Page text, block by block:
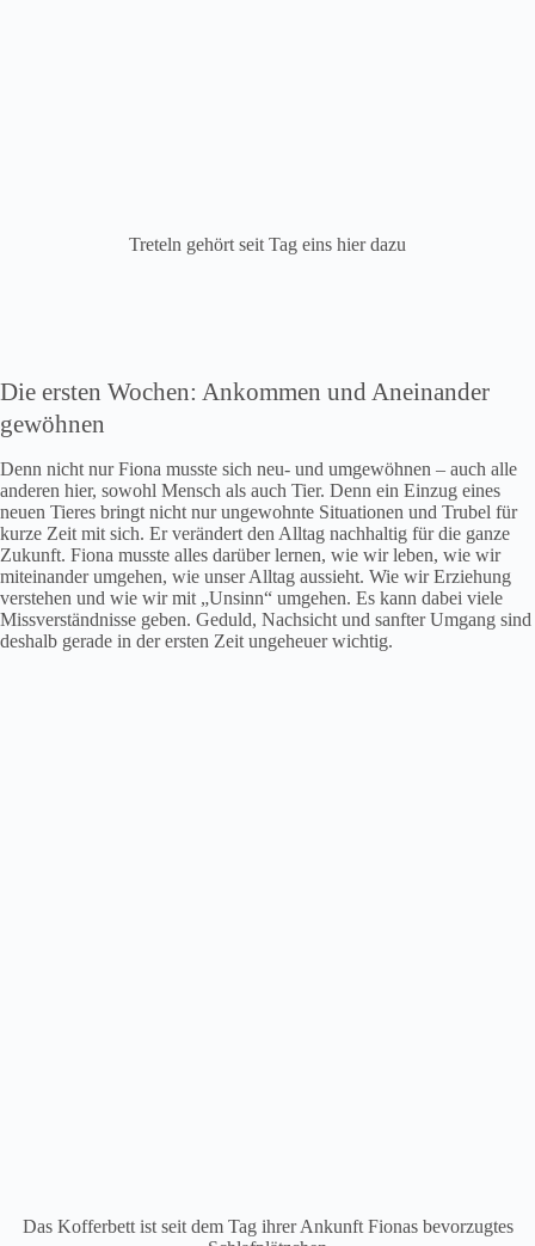
Treteln gehört seit Tag eins hier dazu
Die ersten Wochen: Ankommen und Aneinander
gewöhnen
Denn nicht nur Fiona musste sich neu- und umgewöhnen – auch alle
anderen hier, sowohl Mensch als auch Tier. Denn ein Einzug eines
neuen Tieres bringt nicht nur ungewohnte Situationen und Trubel für
kurze Zeit mit sich. Er verändert den Alltag nachhaltig für die ganze
Zukunft. Fiona musste alles darüber lernen, wie wir leben, wie wir
miteinander umgehen, wie unser Alltag aussieht. Wie wir Erziehung
verstehen und wie wir mit „Unsinn“ umgehen. Es kann dabei viele
Missverständnisse geben. Geduld, Nachsicht und sanfter Umgang sind
deshalb gerade in der ersten Zeit ungeheuer wichtig.
Das Kofferbett ist seit dem Tag ihrer Ankunft Fionas bevorzugtes